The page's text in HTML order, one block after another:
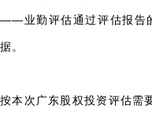
——业勤评估通过评估报告
据。
按本次广东股权投资评估需